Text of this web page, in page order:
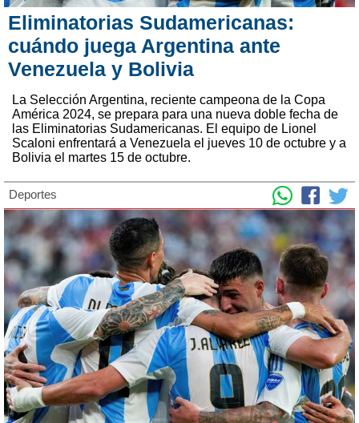
Eliminatorias Sudamericanas:
cuándo juega Argentina ante
Venezuela y Bolivia
La Selección Argentina, reciente campeona de la Copa
América 2024, se prepara para una nueva doble fecha de
las Eliminatorias Sudamericanas. El equipo de Lionel
Scaloni enfrentará a Venezuela el jueves 10 de octubre y a
Bolivia el martes 15 de octubre.
Deportes